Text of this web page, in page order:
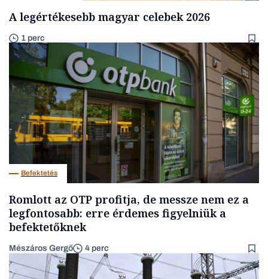
A legértékesebb magyar celebek 2026
1 perc
Befektetés
Romlott az OTP profitja, de messze nem ez a
legfontosabb: erre érdemes figyelniük a
befektetőknek
Mészáros Gergő 4 perc